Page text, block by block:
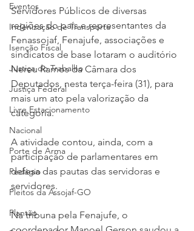
Eventos
Indenização de Transporte
Isenção Fiscal
Justiça do Trabalho
Justiça Federal
Livre Estacionamento
Nacional
Porte de Arma
Pedágio
Pleitos da Assojaf-GO
Plantão
Servidores Públicos de diversas
regiões do país e representantes da
Fenassojaf, Fenajufe, associações e
sindicatos de base lotaram o auditório
Nereu Ramos da Câmara dos
Deputados, nesta terça-feira (31), para
mais um ato pela valorização da
categoria.
A atividade contou, ainda, com a
participação de parlamentares em
defesa das pautas das servidoras e
servidores.
Na tribuna pela Fenajufe, o